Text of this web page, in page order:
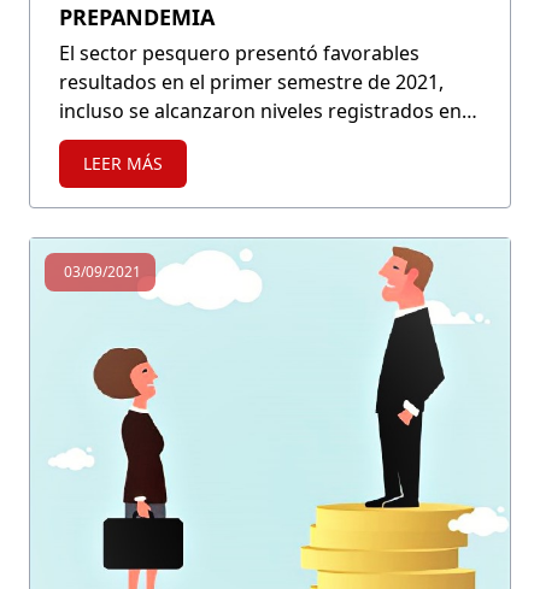
PREPANDEMIA
El sector pesquero presentó favorables
resultados en el primer semestre de 2021,
incluso se alcanzaron niveles registrados en
2019. De esta forma, durante el primer
semestre de 2021, las exportaciones
US$ 815 millones. Si queremos seguir el
camino de la recuperación, es necesario tener
certidumbre y confianza para mejorar la
competitividad de esta industria.
LEER MÁS
03/09/2021